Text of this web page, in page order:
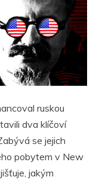
ruskou
dva klíčoví
se jejich
pobytem v New
jakým